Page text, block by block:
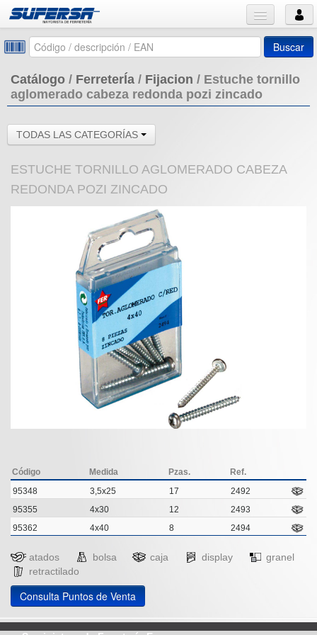
Buscar
Catálogo / FerreterÍa / Fijacion / Estuche tornillo
aglomerado cabeza redonda pozi zincado
TODAS LAS CATEGORÍAS
ESTUCHE TORNILLO AGLOMERADO CABEZA
REDONDA POZI ZINCADO
Código Medida Pzas. Ref.
95348 3,5x25 17 2492
95355 4x30 12 2493
95362 4x40 8 2494
atados bolsa caja display
granel
retractilado
Consulta Puntos de Venta